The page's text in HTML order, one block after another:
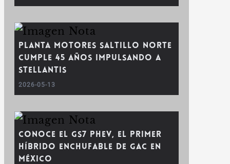
Planta Motores Saltillo Norte
cumple 45 años impulsando a
Stellantis
2026-05-13
Conoce el GS7 PHEV, el primer
híbrido enchufable de GAC en
México